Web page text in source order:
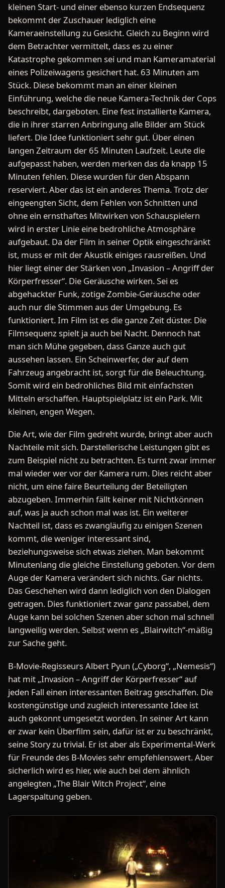
kleinen Start- und einer ebenso kurzen Endsequenz
bekommt der Zuschauer lediglich eine
Kameraeinstellung zu Gesicht. Gleich zu Beginn wird
dem Betrachter vermittelt, dass es zu einer
Katastrophe gekommen sei und man Kameramaterial
eines Polizeiwagens gesichert hat. 63 Minuten am
Stück. Diese bekommt man an einer kleinen
Einführung, welche die neue Kamera-Technik der Cops
beschreibt, dargeboten. Eine fest installierte Kamera,
die in ihrer starren Anbringung alle Bilder am Stück
liefert. Die Idee funktioniert sehr gut. Über einen
langen Zeitraum der 65 Minuten Laufzeit. Leute die
aufgepasst haben, werden merken das da knapp 15
Minuten fehlen. Diese wurden für den Abspann
reserviert. Aber das ist ein anderes Thema. Trotz der
eingeengten Sicht, dem Fehlen von Schnitten und
ohne ein ernsthaftes Mitwirken von Schauspielern
wird in erster Linie eine bedrohliche Atmosphäre
aufgebaut. Da der Film in seiner Optik eingeschränkt
ist, muss er mit der Akustik einiges rausreißen. Und
hier liegt einer der Stärken von „Invasion – Angriff der
Körperfresser“. Die Geräusche wirken. Sei es
abgehackter Funk, zotige Zombie-Geräusche oder
auch nur die Stimmen aus der Umgebung. Es
funktioniert. Im Film ist es die ganze Zeit düster. Die
Filmsequenz spielt ja auch bei Nacht. Dennoch hat
man sich Mühe gegeben, dass Ganze auch gut
aussehen lassen. Ein Scheinwerfer, der auf dem
Fahrzeug angebracht ist, sorgt für die Beleuchtung.
Somit wird ein bedrohliches Bild mit einfachsten
Mitteln erschaffen. Hauptspielplatz ist ein Park. Mit
kleinen, engen Wegen.
Die Art, wie der Film gedreht wurde, bringt aber auch
Nachteile mit sich. Darstellerische Leistungen gibt es
zum Beispiel nicht zu betrachten. Es turnt zwar immer
mal wieder wer vor der Kamera rum. Dies reicht aber
nicht, um eine faire Beurteilung der Beteiligten
abzugeben. Immerhin fällt keiner mit Nichtkönnen
auf, was ja auch schon mal was ist. Ein weiterer
Nachteil ist, dass es zwangläufig zu einigen Szenen
kommt, die weniger interessant sind,
beziehungsweise sich etwas ziehen. Man bekommt
Minutenlang die gleiche Einstellung geboten. Vor dem
Auge der Kamera verändert sich nichts. Gar nichts.
Das Geschehen wird dann lediglich von den Dialogen
getragen. Dies funktioniert zwar ganz passabel, dem
Auge kann bei solchen Szenen aber schon mal schnell
langweilig werden. Selbst wenn es „Blairwitch“-mäßig
zur Sache geht.
B-Movie-Regisseurs Albert Pyun („Cyborg“, „Nemesis“)
hat mit „Invasion – Angriff der Körperfresser“ auf
jeden Fall einen interessanten Beitrag geschaffen. Die
kostengünstige und zugleich interessante Idee ist
auch gekonnt umgesetzt worden. In seiner Art kann
er zwar kein Überfilm sein, dafür ist er zu beschränkt,
seine Story zu trivial. Er ist aber als Experimental-Werk
für Freunde des B-Movies sehr empfehlenswert. Aber
sicherlich wird es hier, wie auch bei dem ähnlich
angelegten „The Blair Witch Project“, eine
Lagerspaltung geben.